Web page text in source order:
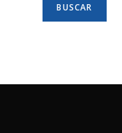
BUSCAR